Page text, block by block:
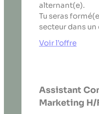
alternant(e).
Tu seras
secteur dans
Voir l’offre
Assistant
Marketing H/